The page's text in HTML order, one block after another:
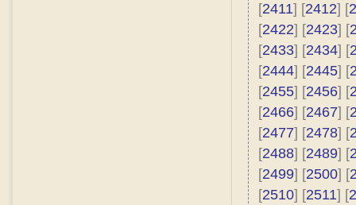
[2411] [2412] [
[2422] [2423] [
[2433] [2434] [
[2444] [2445] [
[2455] [2456] [
[2466] [2467] [
[2477] [2478] [
[2488] [2489] [
[2499] [2500] [
[2510] [2511] [